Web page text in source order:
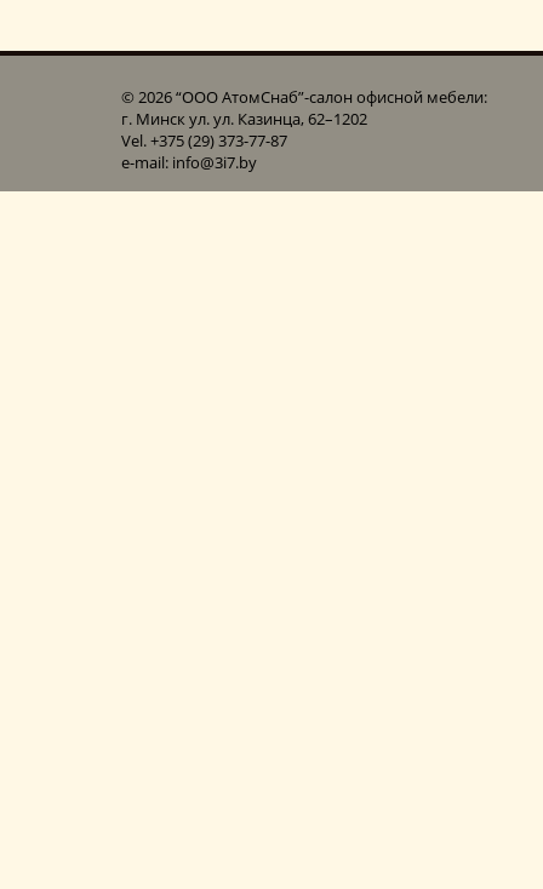
© 2026 “ООО АтомСнаб”-cалон офисной мебели:
г. Минск ул. ул. Казинца, 62–1202
Vel. +375 (29) 373-77-87
e-mail: info@3i7.by